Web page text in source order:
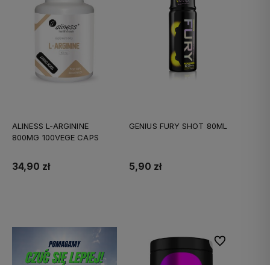
ALINESS L-ARGININE
800MG 100VEGE CAPS
34,90 zł
GENIUS FURY SHOT 80ML
5,90 zł
Do ulubionych